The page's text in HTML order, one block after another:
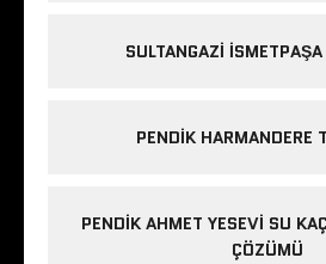
SULTANGAZI
PENDIK HARMANDERE
PENDIK AHMET YESEVI SU
ÇÖZÜMÜ